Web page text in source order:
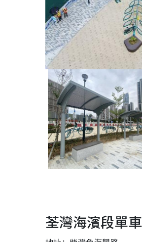
荃灣海濱段單